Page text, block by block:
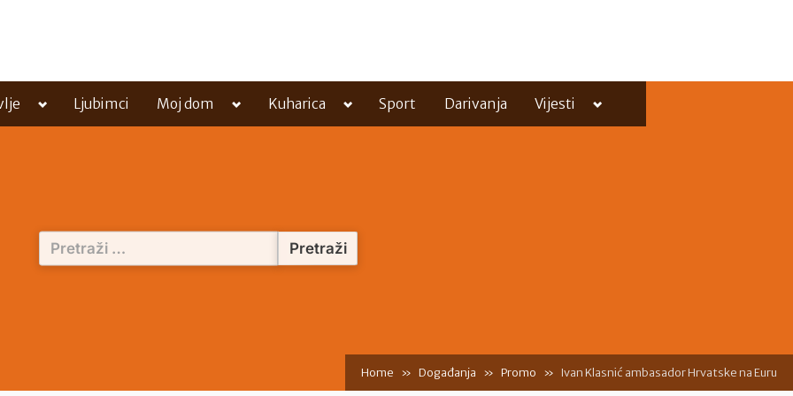
Toggle
menu
Ljubimci Moj dom
Toggle
menu
Kuharica
Toggle
menu
Sport Darivanja Vijesti
Toggle
menu
Pretraži:
Home Događanja Promo Ivan Klasnić ambasador Hrvatske na Euru